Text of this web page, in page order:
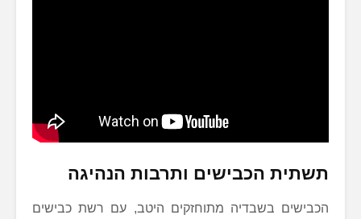
תשתית הכבישים ותרבות הנהיגה
הכבישים בשבדיה מתוחזקים היטב, עם רשת כבישים